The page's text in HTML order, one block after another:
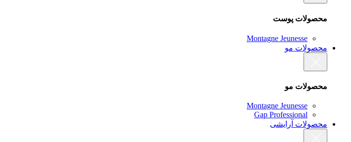
محصولات پوست
Montagne Jeunesse
محصولات مو
محصولات مو
Montagne Jeunesse
Gap Professional
محصولات آرایشی